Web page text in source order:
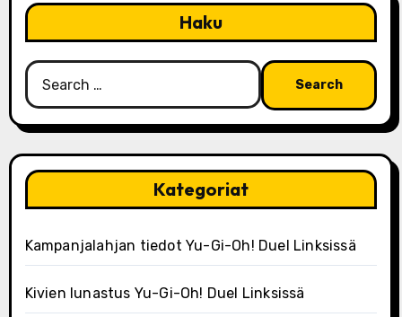
Haku
Search
for:
Kategoriat
Kampanjalahjan tiedot Yu-Gi-Oh! Duel Linksissä
Kivien lunastus Yu-Gi-Oh! Duel Linksissä